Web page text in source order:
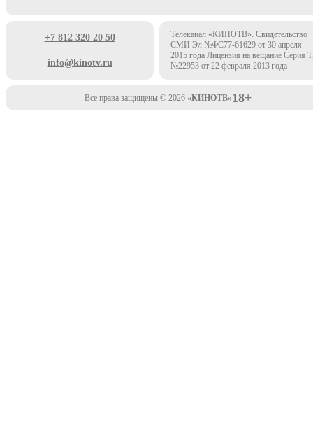
+7 812 320 20 50
info@kinotv.ru
Телеканал «КИНОТВ». Свидетельство
СМИ Эл №ФС77-61629 от 30 апреля
2015 года Лицензия на вещание Серия
№22953 от 22 февраля 2013 года
Все права защищены © 2026 «КИНОТВ»18+